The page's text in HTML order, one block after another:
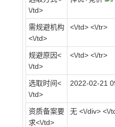
\/td>
需规避机构
<\/td>
<\/td> <\/tr>
规避原因<
\/td>
<\/td> <\/tr>
选取时间<
\/td>
2022-02-21
资质备案要
求<\/td>
无 <\/div> <\/